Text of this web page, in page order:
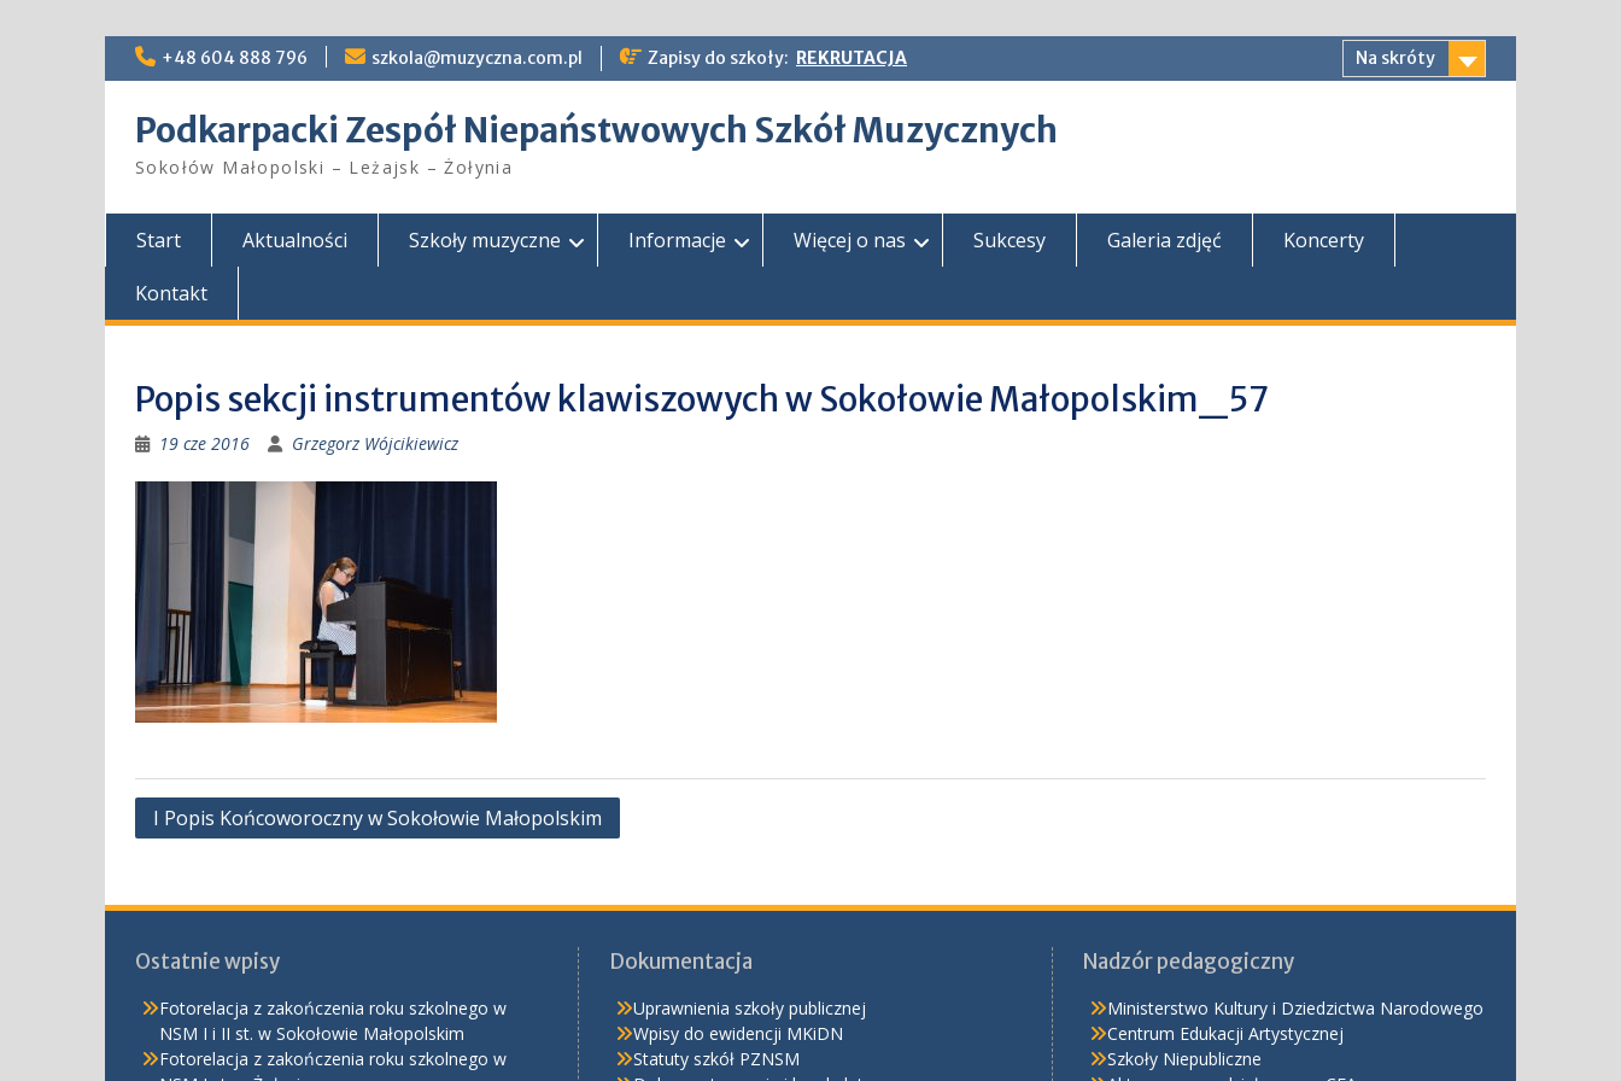
Skip
+48 604 888 796 szkola@muzyczna.com.pl Zapisy do szkoły: REKRUTACJA Na skróty
Podkarpacki Zespół Niepaństwowych Szkół Muzycznych
Sokołów Małopolski – Leżajsk – Żołynia
Start Aktualności Szkoły muzyczne Informacje Więcej o nas Sukcesy Galeria zdjęć
Koncerty
Kontakt
Popis sekcji instrumentów klawiszowych w Sokołowie Małopolskim_57
19 cze 2016 Grzegorz Wójcikiewicz
Nawigacja
I Popis Końcoworoczny w Sokołowie Małopolskim
Ostatnie wpisy
Fotorelacja z zakończenia roku szkolnego w
NSM I i II st. w Sokołowie Małopolskim
Fotorelacja z zakończenia roku szkolnego w
Dokumentacja
Uprawnienia szkoły publicznej
Wpisy do ewidencji MKiDN
Statuty szkół PZNSM
Nadzór pedagogiczny
Ministerstwo Kultury i Dziedzictwa Narodowego
Centrum Edukacji Artystycznej
Szkoły Niepubliczne